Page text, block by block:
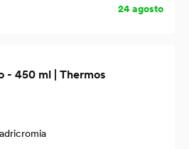
24 agosto
- 450 ml | Thermos